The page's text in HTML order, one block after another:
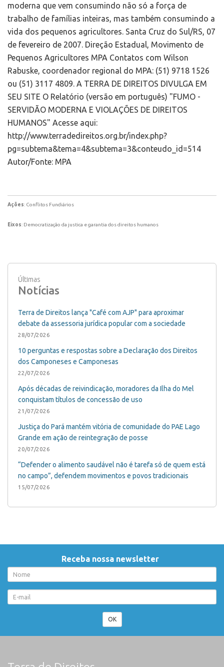
moderna que vem consumindo não só a força de
trabalho de famílias inteiras, mas também consumindo a
vida dos pequenos agricultores. Santa Cruz do Sul/RS, 07
de fevereiro de 2007. Direção Estadual, Movimento de
Pequenos Agricultores MPA Contatos com Wilson
Rabuske, coordenador regional do MPA: (51) 9718 1526
ou (51) 3117 4809. A TERRA DE DIREITOS DIVULGA EM
SEU SITE O Relatório (versão em português) "FUMO -
SERVIDÃO MODERNA E VIOLAÇÕES DE DIREITOS
HUMANOS" Acesse aqui:
http://www.terradedireitos.org.br/index.php?
pg=subtema&tema=4&subtema=3&conteudo_id=514
Autor/Fonte: MPA
Ações: Conflitos Fundiários
Eixos: Democratização da justica e garantia dos direitos humanos
Últimas
Notícias
Terra de Direitos lança "Café com AJP" para aproximar
debate da assessoria jurídica popular com a sociedade
28/07/2026
10 perguntas e respostas sobre a Declaração dos Direitos
dos Camponeses e Camponesas
22/07/2026
Após décadas de reivindicação, moradores da Ilha do Mel
conquistam títulos de concessão de uso
21/07/2026
Justiça do Pará mantém vitória de comunidade do PAE Lago
Grande em ação de reintegração de posse
20/07/2026
“Defender o alimento saudável não é tarefa só de quem está
no campo”, defendem movimentos e povos tradicionais
15/07/2026
Receba nossa newsletter
OK